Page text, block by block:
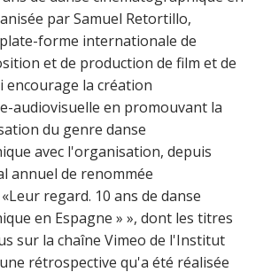
par Samuel Retortillo,
forme internationale de
et de production de film et de
encourage la création
audiovisuelle en promouvant la
du genre danse
avec l'organisation, depuis
annuel de renommée
regard. 10 ans de danse
en Espagne » », dont les titres
sur la chaîne Vimeo de l'Institut
rétrospective qu'a été réalisée